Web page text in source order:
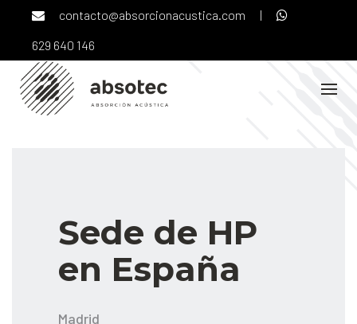
content
contacto@absorcionacustica.com
|
629 640 146
Sede de HP
en España
Madrid